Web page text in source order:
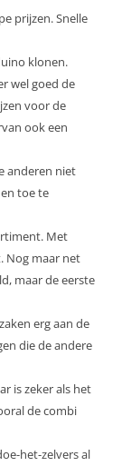
prijzen. Snelle
klonen.
wel goed de
voor de
ook een
anderen niet
toe te
Met
Nog maar net
maar de eerste
erg aan de
die de andere
is zeker als het
de combi
het-zelvers al